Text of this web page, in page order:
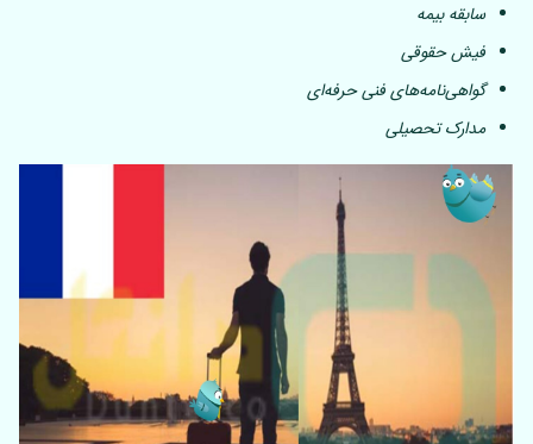
سابقه بیمه
فیش حقوقی
گواهی‌نامه‌های فنی حرفه‌ای
مدارک تحصیلی